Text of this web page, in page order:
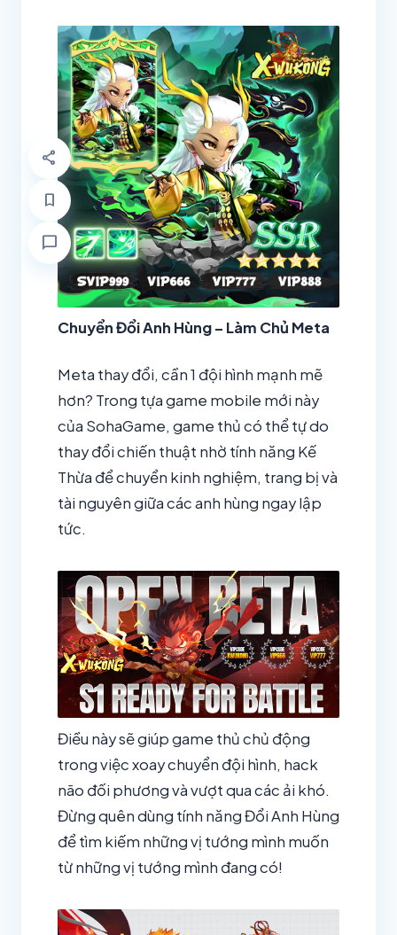
share
bookmark
chat_bubble
Chuyển Đổi Anh Hùng – Làm Chủ Meta
Meta thay đổi, cần 1 đội hình mạnh mẽ
hơn? Trong tựa game mobile mới này
của SohaGame, game thủ có thể tự do
thay đổi chiến thuật nhờ tính năng Kế
Thừa để chuyển kinh nghiệm, trang bị và
tài nguyên giữa các anh hùng ngay lập
tức.
Điều này sẽ giúp game thủ chủ động
trong việc xoay chuyển đội hình, hack
não đối phương và vượt qua các ải khó.
Đừng quên dùng tính năng Đổi Anh Hùng
để tìm kiếm những vị tướng mình muốn
từ những vị tướng mình đang có!